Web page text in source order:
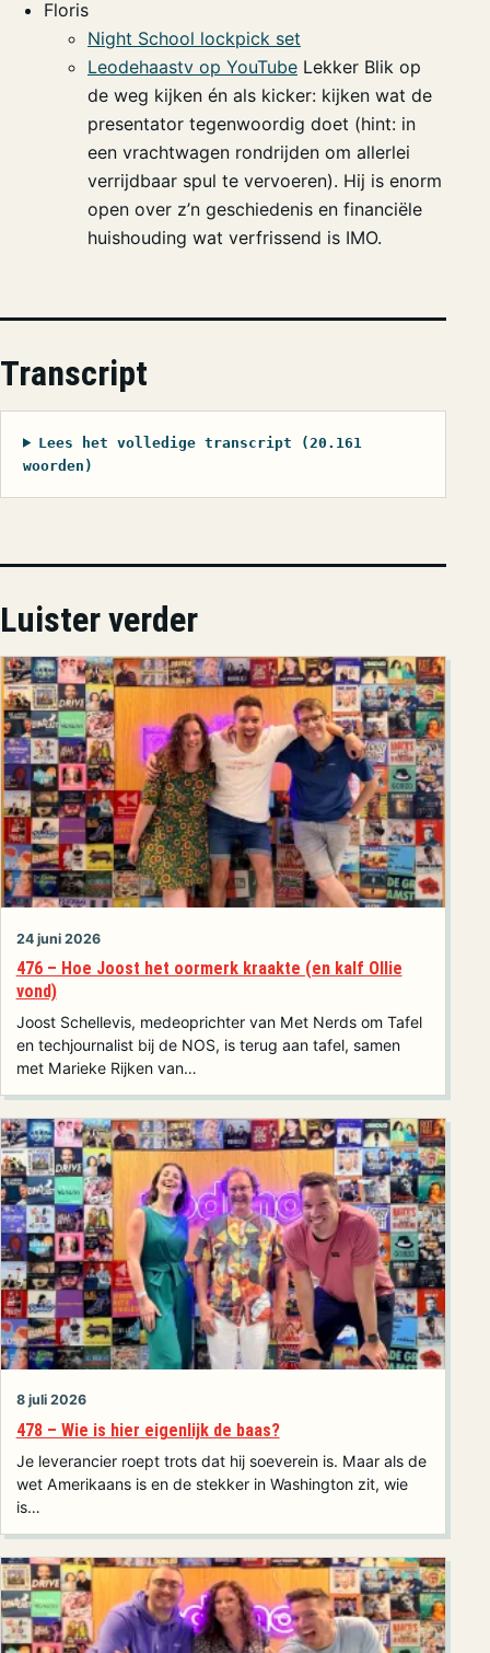
Floris
Night School lockpick set
Leodehaastv op YouTube Lekker Blik op
de weg kijken én als kicker: kijken wat de
presentator tegenwoordig doet (hint: in
een vrachtwagen rondrijden om allerlei
verrijdbaar spul te vervoeren). Hij is enorm
open over z’n geschiedenis en financiële
huishouding wat verfrissend is IMO.
Transcript
Lees het volledige transcript (20.161
woorden)
Luister verder
24 juni 2026
476 – Hoe Joost het oormerk kraakte (en kalf Ollie
vond)
Joost Schellevis, medeoprichter van Met Nerds om Tafel
en techjournalist bij de NOS, is terug aan tafel, samen
met Marieke Rijken van…
8 juli 2026
478 – Wie is hier eigenlijk de baas?
Je leverancier roept trots dat hij soeverein is. Maar als de
wet Amerikaans is en de stekker in Washington zit, wie
is…